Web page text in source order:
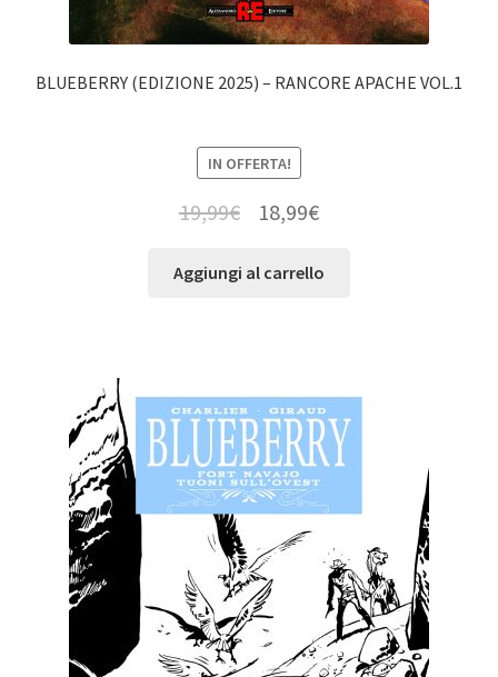
BLUEBERRY (EDIZIONE 2025) – RANCORE APACHE VOL.1
IN OFFERTA!
19,99€ 18,99€
Aggiungi al carrello